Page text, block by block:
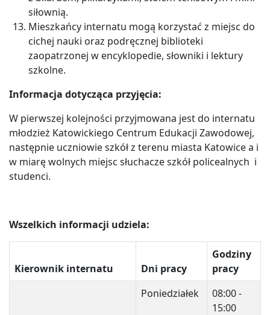
siłownią.
Mieszkańcy internatu mogą korzystać z miejsc do
cichej nauki oraz podręcznej biblioteki
zaopatrzonej w encyklopedie, słowniki i lektury
szkolne.
Informacja dotycząca przyjęcia:
W pierwszej kolejności przyjmowana jest do internatu
młodzież Katowickiego Centrum Edukacji Zawodowej,
następnie uczniowie szkół z terenu miasta Katowice a i
w miarę wolnych miejsc słuchacze szkół policealnych i
studenci.
Wszelkich informacji udziela:
Kierownik internatu Dni pracy
Godziny
pracy
Poniedziałek
08:00 -
15:00